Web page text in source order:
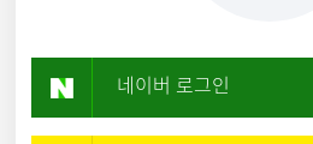
네이버 로그인